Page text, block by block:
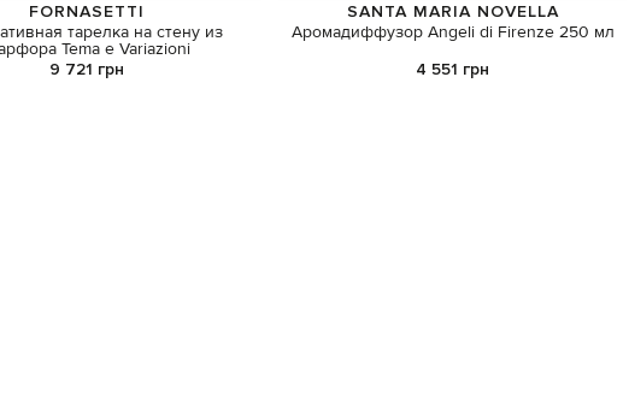
FORNASETTI
тарелка на стену из
Tema e Variazioni
9 721 грн
SANTA MARIA NOVELLA
Аромадиффузор Angeli di Firenze 250 мл
4 551 грн